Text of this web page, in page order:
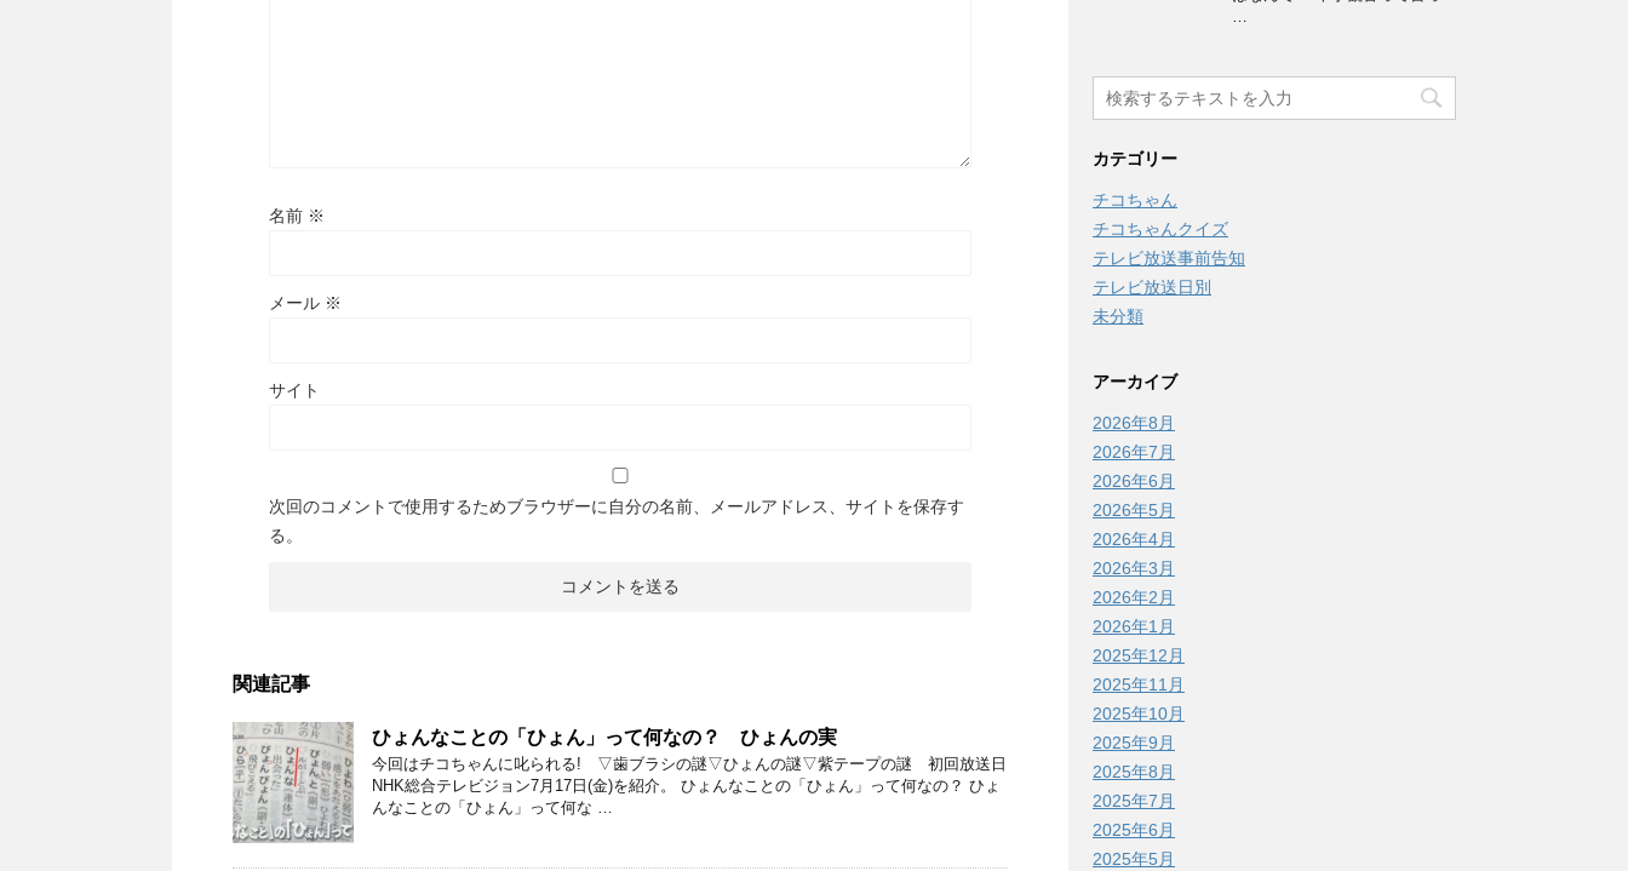
名前 ※
メール ※
サイト
次回のコメントで使用するためブラウザーに自分の名前、メールアドレス、サイトを保存す
る。
関連記事
ひょんなことの「ひょん」って何なの？ ひょんの実
今回はチコちゃんに叱られる! ▽歯ブラシの謎▽ひょんの謎▽紫テープの謎 初回放送日
NHK総合テレビジョン7月17日(金)を紹介。 ひょんなことの「ひょん」って何なの？ ひょ
んなことの「ひょん」って何な …
…
カテゴリー
チコちゃん
チコちゃんクイズ
テレビ放送事前告知
テレビ放送日別
未分類
アーカイブ
2026年8月
2026年7月
2026年6月
2026年5月
2026年4月
2026年3月
2026年2月
2026年1月
2025年12月
2025年11月
2025年10月
2025年9月
2025年8月
2025年7月
2025年6月
2025年5月